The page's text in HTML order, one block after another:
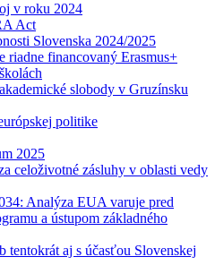
v roku 2024
Act
Slovenska 2024/2025
riadne financovaný Erasmus+
slobody v Gruzínsku
politike
2025
celoživotné zásluhy v oblasti vedy
Analýza EUA varuje pred
a ústupom základného
tentokrát aj s účasťou Slovenskej